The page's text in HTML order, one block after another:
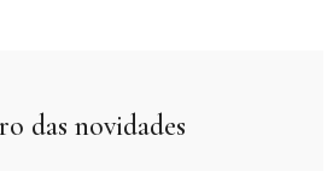
das novidades